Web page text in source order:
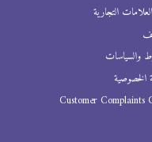
التجارية
والسياسات
الخصوصية
Customer Complaints